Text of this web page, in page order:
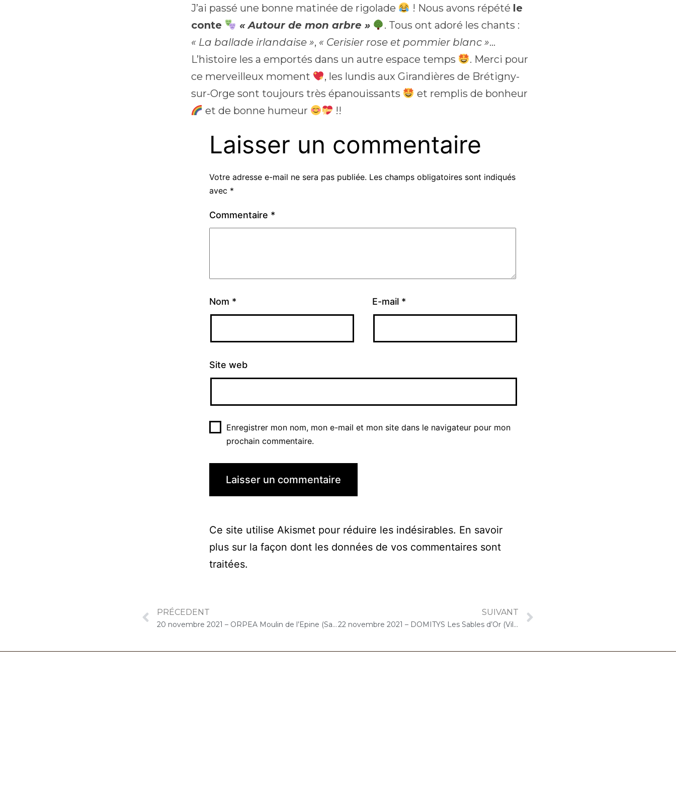
J’ai passé une bonne matinée de rigolade ! Nous avons répété le
conte
« Autour de mon arbre »
. Tous ont adoré les chants :
« La ballade irlandaise », « Cerisier rose et pommier blanc »…
L’histoire les a emportés dans un autre espace temps
. Merci pour
ce merveilleux moment
, les lundis aux Girandières de Brétigny-
sur-Orge sont toujours très épanouissants
et remplis de bonheur
et de bonne humeur
!!
Laisser un commentaire
Votre adresse e-mail ne sera pas publiée. Les champs obligatoires sont indiqués
avec *
Commentaire *
Nom * E-mail *
Site web
Enregistrer mon nom, mon e-mail et mon site dans le navigateur pour mon
prochain commentaire.
Ce site utilise Akismet pour réduire les indésirables. En savoir
plus sur la façon dont les données de vos commentaires sont
traitées.
PRÉCEDENT
20 novembre 2021 – ORPEA Moulin de l’Epine (Saint-Vrain) : Concert « Choco-Cello Solo »
SUIVANT
22 novembre 2021 – DOMITYS Les Sables d’Or (Villeneuve-le-Roi) : Concert « Cello Solo »